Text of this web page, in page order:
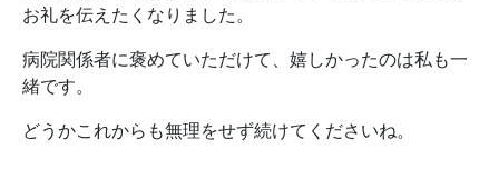
お礼を伝えたくなりました。
病院関係者に褒めていただけて、嬉しかったのは私も一
緒です。
どうかこれからも無理をせず続けてくださいね。